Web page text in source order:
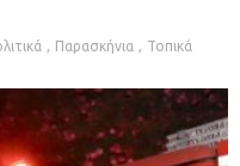
Παρασκήνια Τοπικά